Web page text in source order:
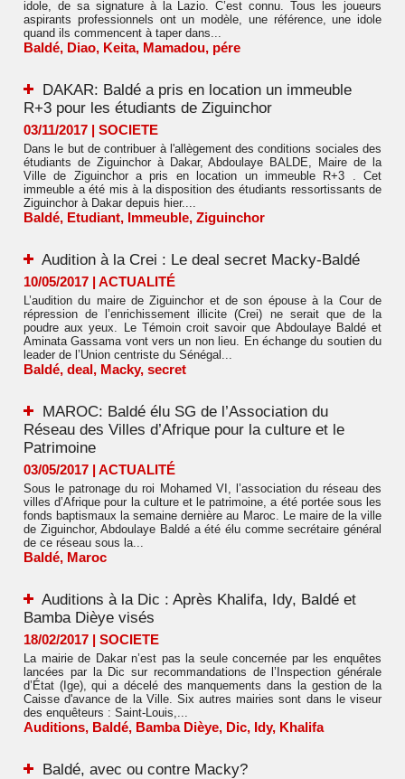
idole, de sa signature à la Lazio. C’est connu. Tous les joueurs
aspirants professionnels ont un modèle, une référence, une idole
quand ils commencent à taper dans...
Baldé, Diao, Keita, Mamadou, pére
DAKAR: Baldé a pris en location un immeuble
R+3 pour les étudiants de Ziguinchor
03/11/2017 | SOCIETE
Dans le but de contribuer à l'allègement des conditions sociales des
étudiants de Ziguinchor à Dakar, Abdoulaye BALDE, Maire de la
Ville de Ziguinchor a pris en location un immeuble R+3 . Cet
immeuble a été mis à la disposition des étudiants ressortissants de
Ziguinchor à Dakar depuis hier....
Baldé, Etudiant, Immeuble, Ziguinchor
Audition à la Crei : Le deal secret Macky-Baldé
10/05/2017 | ACTUALITÉ
L’audition du maire de Ziguinchor et de son épouse à la Cour de
répression de l’enrichissement illicite (Crei) ne serait que de la
poudre aux yeux. Le Témoin croit savoir que Abdoulaye Baldé et
Aminata Gassama vont vers un non lieu. En échange du soutien du
leader de l’Union centriste du Sénégal...
Baldé, deal, Macky, secret
MAROC: Baldé élu SG de l’Association du
Réseau des Villes d’Afrique pour la culture et le
Patrimoine
03/05/2017 | ACTUALITÉ
Sous le patronage du roi Mohamed VI, l’association du réseau des
villes d’Afrique pour la culture et le patrimoine, a été portée sous les
fonds baptismaux la semaine dernière au Maroc. Le maire de la ville
de Ziguinchor, Abdoulaye Baldé a été élu comme secrétaire général
de ce réseau sous la...
Baldé, Maroc
Auditions à la Dic : Après Khalifa, Idy, Baldé et
Bamba Dièye visés
18/02/2017 | SOCIETE
La mairie de Dakar n’est pas la seule concernée par les enquêtes
lancées par la Dic sur recommandations de l’Inspection générale
d’État (Ige), qui a décelé des manquements dans la gestion de la
Caisse d'avance de la Ville. Six autres mairies sont dans le viseur
des enquêteurs : Saint-Louis,...
Auditions, Baldé, Bamba Dièye, Dic, Idy, Khalifa
Baldé, avec ou contre Macky?